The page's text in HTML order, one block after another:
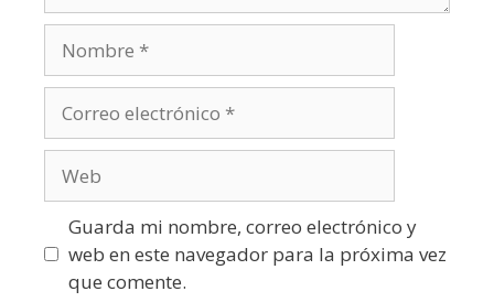
Guarda mi nombre, correo electrónico y
web en este navegador para la próxima vez
que comente.